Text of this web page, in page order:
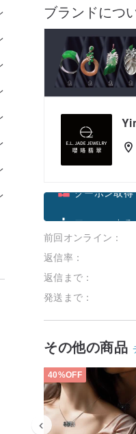
海外デザ
越境送料
割引詳細
【8/9-8/10
7%OFF
割引詳細
ブランドにつ
フォローする
前回オンライン：
返信率：
返信まで：
発送まで：
その他の商品
40%OFF